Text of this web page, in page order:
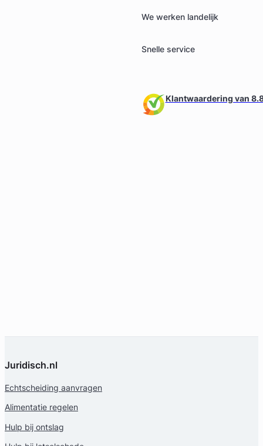
We werken landelijk
Snelle service
Klantwaardering van
Juridisch.nl
Echtscheiding aanvragen
Alimentatie regelen
Hulp bij ontslag